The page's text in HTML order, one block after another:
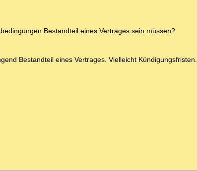
Bestandteil eines Vertrages sein müssen?
Bestandteil eines Vertrages. Vielleicht Kündigungsfristen.